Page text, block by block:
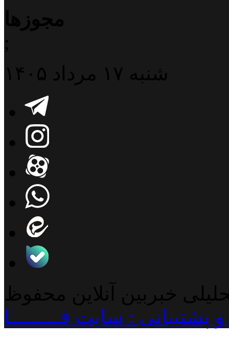
مجوزها
;
شنبه ۱۷ مرداد ۱۴۰۵
خبربین آنلاین محفوظ
: سایت فـــــــــا